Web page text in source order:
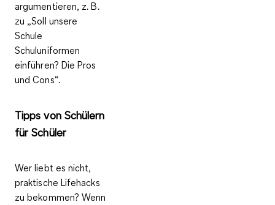
argumentieren, z. B.
zu „Soll unsere
Schule
Schuluniformen
einführen? Die Pros
und Cons“.
Tipps von Schülern
für Schüler
Wer liebt es nicht,
praktische Lifehacks
zu bekommen? Wenn